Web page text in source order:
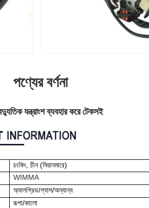
পণ্যের বর্ণনা
যন্ত্রাংশ ব্যবহার করে টেকসই
চংকিং, চীন (মিয়ানমারে)
WIMMA
অ্যালগ্রিড/গ্যাস/অন্যান্য
রূপা/কালো